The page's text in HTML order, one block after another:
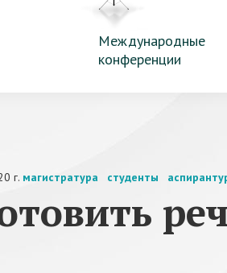
Международные
конференции
г. магистратура студенты